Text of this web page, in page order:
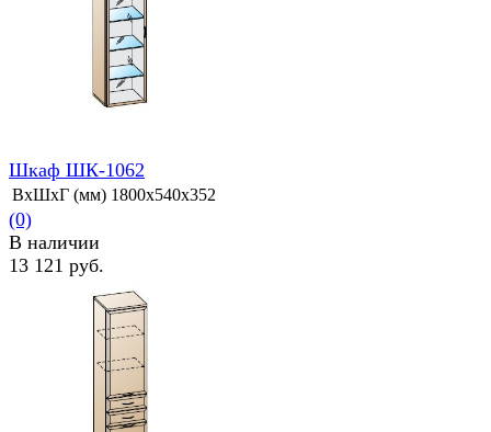
сравнить
сравнить
Шкаф ШК-1062
ВхШхГ (мм) 1800х540х352
(0)
В наличии
13 121 руб.